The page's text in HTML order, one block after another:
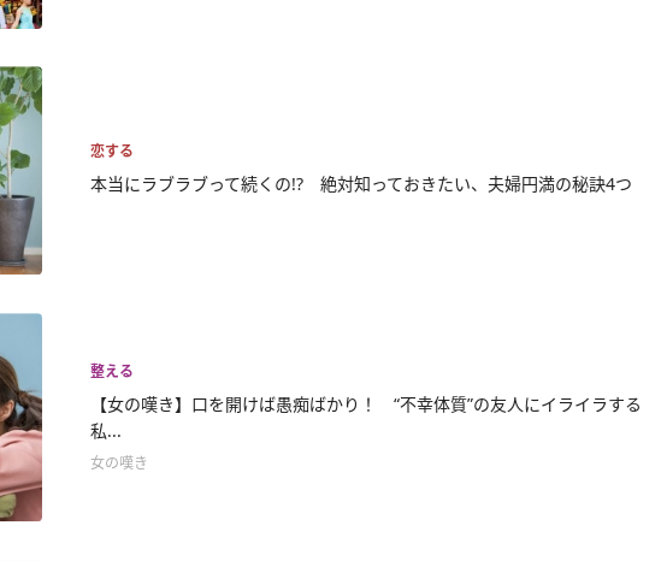
恋する
本当にラブラブって続くの!? 絶対知っておきたい、夫婦円満の秘訣4つ
整える
【女の嘆き】口を開けば愚痴ばかり！ “不幸体質”の友人にイライラする
私...
女の嘆き